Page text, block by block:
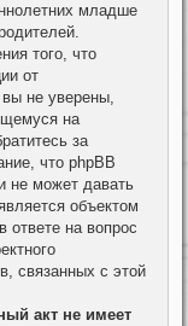
младше
того, что
от
не уверены,
на
за
что phpBB
не может давать
объектом
ответе на вопрос
связанных с этой
акт не имеет